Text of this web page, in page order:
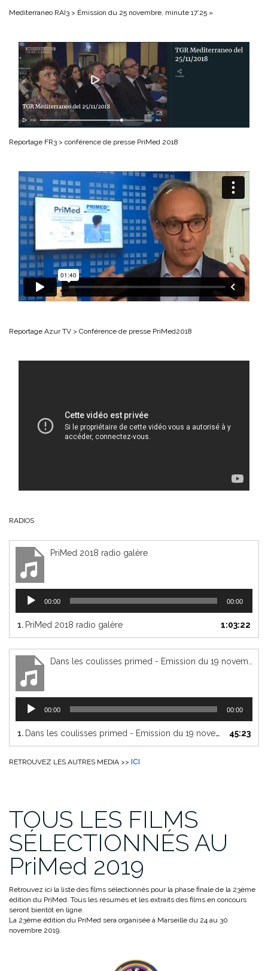
Mediterraneo RAI3 > Émission du 25 novembre, minute 17’25 »
Reportage FR3 > conférence de presse PriMed 2018
Reportage Azur TV > Conférence de presse PriMed2018
RADIOS
PriMed 2018 radio galère
Lecteur
audio
00:00 00:00
1. PriMed 2018 radio galère 1:03:22
Lecteur
audio
00:00 00:00
1. Dans les coulisses primed - Emission du 19 novembre 45:23
RETROUVEZ LES AUTRES MEDIA >> ICI
TOUS LES FILMS
SÉLECTIONNÉS AU
PriMed 2019
Retrouvez ici la liste des films sélectionnés pour la phase finale de la 23ème
édition du PriMed. Tous les résumés et les extraits des films en concours
seront bientôt en ligne.
La 23ème édition du PriMed sera organisée à Marseille du 24 au 30
novembre 2019.